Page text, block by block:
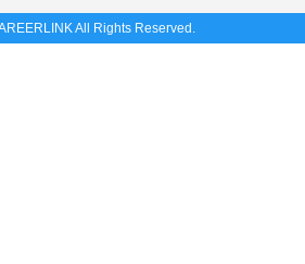
All Rights Reserved.